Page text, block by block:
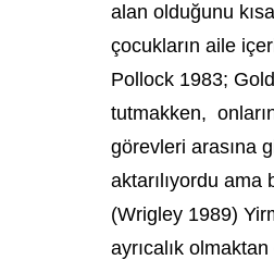
alan olduğunu
çocukların aile
Pollock 1983;
tutmakken,
görevleri arasına
aktarılıyordu
(Wrigley 1989)
ayrıcalık